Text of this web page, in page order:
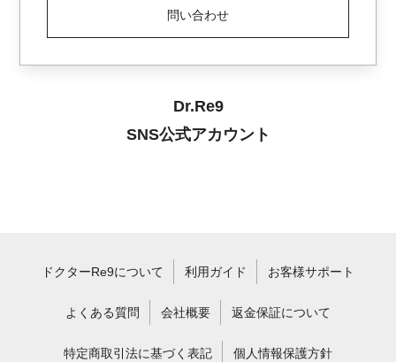
問い合わせ
Dr.Re9
SNS公式アカウント
ドクターRe9について 利用ガイド お客様サポート
よくある質問 会社概要 返金保証について
特定商取引法に基づく表記 個人情報保護方針